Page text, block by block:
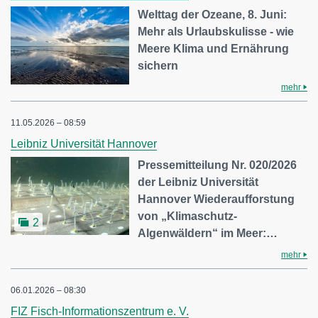
Welttag der Ozeane, 8. Juni:
Mehr als Urlaubskulisse - wie
Meere Klima und Ernährung
sichern
mehr
11.05.2026 – 08:59
Leibniz Universität Hannover
2
Pressemitteilung Nr. 020/2026
der Leibniz Universität
Hannover Wiederaufforstung
von „Klimaschutz-
Algenwäldern“ im Meer:…
mehr
06.01.2026 – 08:30
FIZ Fisch-Informationszentrum e. V.